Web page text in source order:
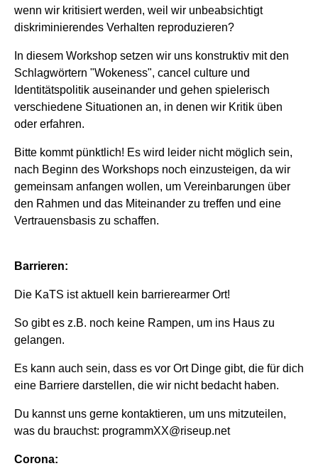
wenn wir kritisiert werden, weil wir unbeabsichtigt
diskriminierendes Verhalten reproduzieren?
In diesem Workshop setzen wir uns konstruktiv mit den
Schlagwörtern "Wokeness", cancel culture und
Identitätspolitik auseinander und gehen spielerisch
verschiedene Situationen an, in denen wir Kritik üben
oder erfahren.
Bitte kommt pünktlich! Es wird leider nicht möglich sein,
nach Beginn des Workshops noch einzusteigen, da wir
gemeinsam anfangen wollen, um Vereinbarungen über
den Rahmen und das Miteinander zu treffen und eine
Vertrauensbasis zu schaffen.
Barrieren:
Die KaTS ist aktuell kein barrierearmer Ort!
So gibt es z.B. noch keine Rampen, um ins Haus zu
gelangen.
Es kann auch sein, dass es vor Ort Dinge gibt, die für dich
eine Barriere darstellen, die wir nicht bedacht haben.
Du kannst uns gerne kontaktieren, um uns mitzuteilen,
was du brauchst: programmXX@riseup.net
Corona: